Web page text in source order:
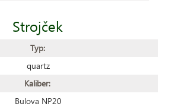
Strojček
Typ:
quartz
Kaliber:
Bulova NP20